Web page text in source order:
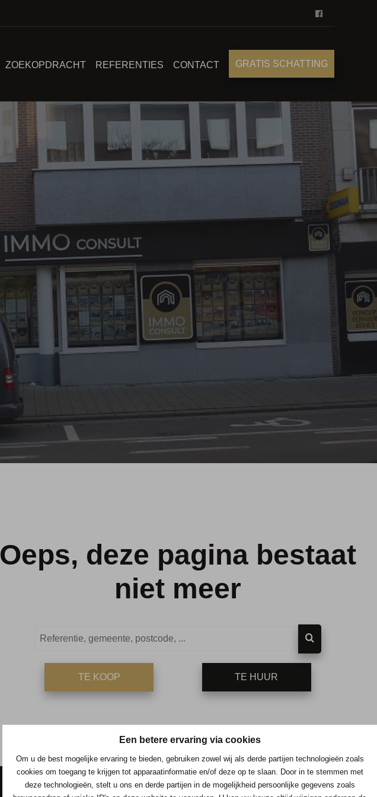
Een betere ervaring via cookies
Om u de best mogelijke ervaring te bieden, gebruiken zowel wij als derde partijen technologieën zoals
cookies om toegang te krijgen tot apparaatinformatie en/of deze op te slaan. Door in te stemmen met
deze technologieën, stelt u ons en derde partijen in de mogelijkheid persoonlijke gegevens zoals
ZOEKOPDRACHT REFERENTIES CONTACT GRATIS SCHATTING
Oeps, deze pagina bestaat
niet meer
TE KOOP TE HUUR